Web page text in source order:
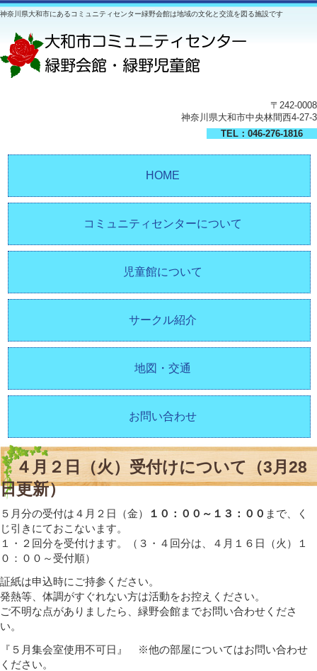
神奈川県大和市にあるコミュニティセンター緑野会館は地域の文化と交流を図る施設です
〒242-0008
神奈川県大和市中央林間西4-27-3
TEL：046-276-1816
HOME
コミュニティセンターについて
児童館について
サークル紹介
地図・交通
お問い合わせ
４月２日（火）受付けについて（3月28
日更新）
５月分の受付は４月２日（金） １０：００～１３：００ まで、く
じ引きにておこないます。
１・２回分を受付けます。（３・４回分は、４月１６日（火）１
０：００～受付順）
証紙は申込時にご持参ください。
発熱等、体調がすぐれない方は活動をお控えください。
ご不明な点がありましたら、緑野会館までお問い合わせくださ
い。
『５月集会室使用不可日』 ※他の部屋についてはお問い合わせ
ください。